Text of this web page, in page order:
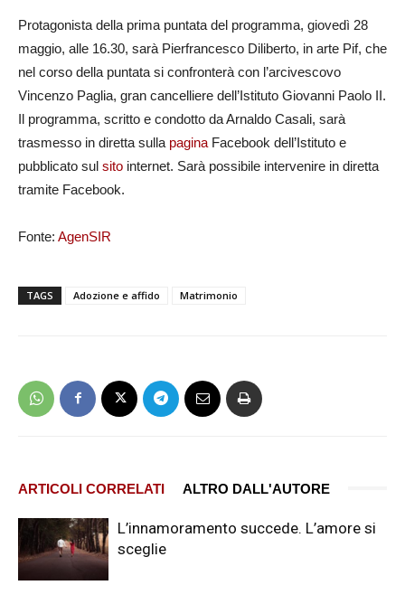
Protagonista della prima puntata del programma, giovedì 28
maggio, alle 16.30, sarà Pierfrancesco Diliberto, in arte Pif, che
nel corso della puntata si confronterà con l’arcivescovo
Vincenzo Paglia, gran cancelliere dell’Istituto Giovanni Paolo II.
Il programma, scritto e condotto da Arnaldo Casali, sarà
trasmesso in diretta sulla pagina Facebook dell’Istituto e
pubblicato sul sito internet. Sarà possibile intervenire in diretta
tramite Facebook.
Fonte: AgenSIR
TAGS Adozione e affido Matrimonio
ARTICOLI CORRELATI ALTRO DALL'AUTORE
L’innamoramento succede. L’amore si
sceglie